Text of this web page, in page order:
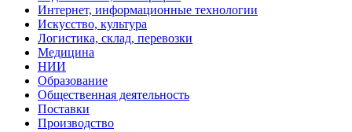
Интернет, информационные технологии
Искусство, культура
Логистика, склад, перевозки
Медицина
НИИ
Образование
Общественная деятельность
Поставки
Производство